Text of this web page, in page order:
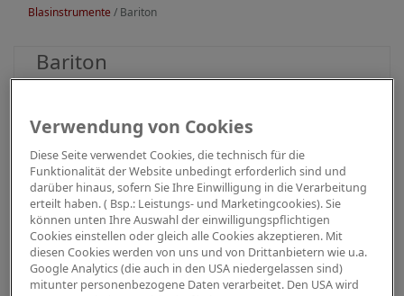
Blasinstrumente / Bariton
Bariton
Verwendung von Cookies
Diese Seite verwendet Cookies, die technisch für die
Funktionalität der Website unbedingt erforderlich sind und
darüber hinaus, sofern Sie Ihre Einwilligung in die Verarbeitung
erteilt haben. ( Bsp.: Leistungs- und Marketingcookies). Sie
können unten Ihre Auswahl der einwilligungspflichtigen
Cookies einstellen oder gleich alle Cookies akzeptieren. Mit
diesen Cookies werden von uns und von Drittanbietern wie u.a.
Google Analytics (die auch in den USA niedergelassen sind)
mitunter personenbezogene Daten verarbeitet. Den USA wird